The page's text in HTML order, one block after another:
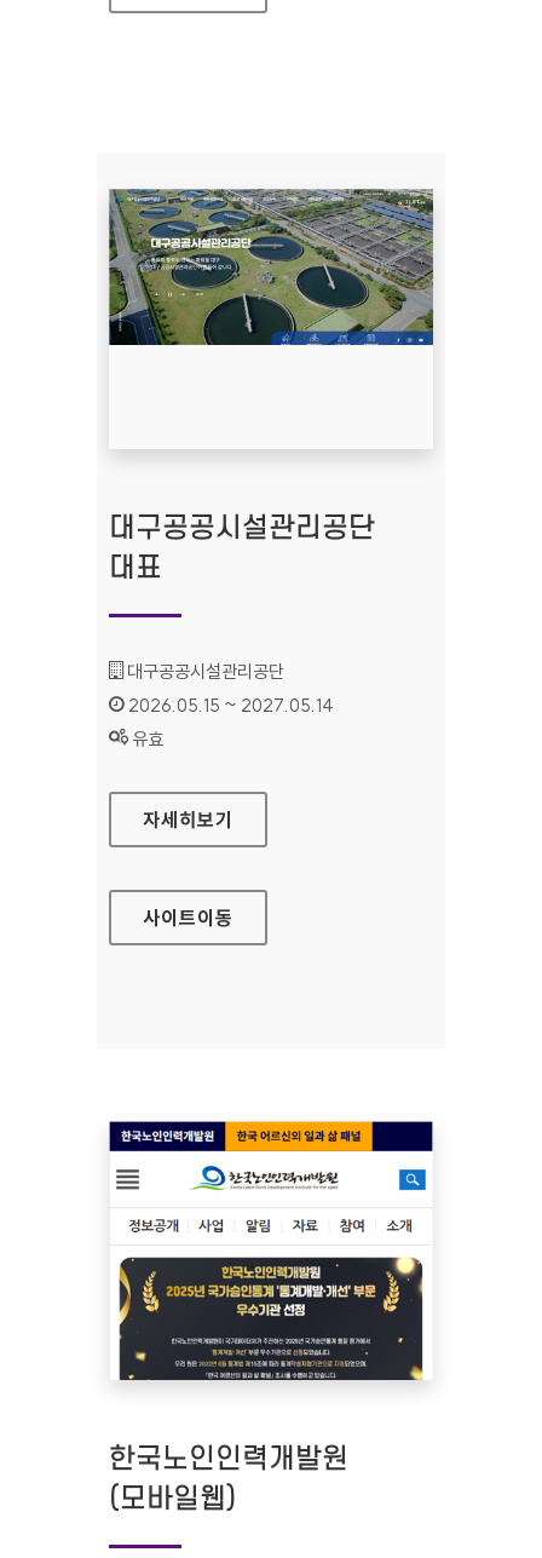
대구공공시설관리공단
대표
기관명 :
대구공공시설관리공단
인증기간 :
2026.05.15 ~ 2027.05.14
상태 :
유효
대구공공시설관리공단 대표
자세히보기
사이트이동
한국노인인력개발원
(모바일웹)